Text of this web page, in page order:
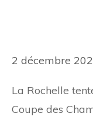
2 décembre
La Rochelle
Coupe des